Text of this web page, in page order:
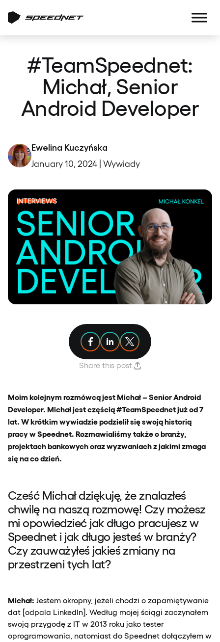
#TeamSpeednet:
Michał, Senior
Android Developer
Ewelina Kuczyńska
January 10, 2024 | Wywiady
Share this post
Share article on Facebook
Share article on Linkedin
Share article on X
Moim kolejnym rozmówcą jest Michał – Senior Android
Developer. Michał jest częścią #TeamSpeednet już od 7
lat. W krótkim wywiadzie podzielił się swoją historią
pracy w Speednet. Rozmawialiśmy także o branży,
projektach bankowych oraz wyzwaniach z jakimi zmaga
się na co dzień.
Cześć Michał dziękuję, że znalazłeś
chwilę na naszą rozmowę! Czy możesz
mi opowiedzieć jak długo pracujesz w
Speednet i jak długo jesteś w branży?
Czy zauważyłeś jakieś zmiany na
przestrzeni tych lat?
Michał: Jestem okropny, jeżeli chodzi o zapamiętywanie
dat [odpala LinkedIn]. Według mojej ściągi zaczynałem
swoją przygodę z IT w 2013 roku jako tester
oprogramowania, natomiast do Speednet dołączyłem w